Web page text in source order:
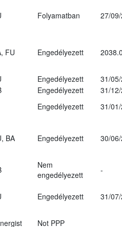
Folyamatban 27/
FU Engedélyezett
Engedélyezett
31/
Engedélyezett
31/
Engedélyezett
31/
BA Engedélyezett 30/
Nem
engedélyezett
-
Engedélyezett 31/
Not PPP